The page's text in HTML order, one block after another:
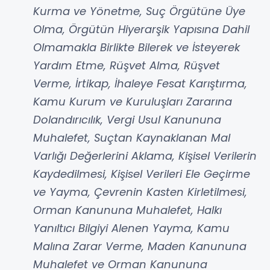
Kurma ve Yönetme, Suç Örgütüne Üye
Olma, Örgütün Hiyerarşik Yapısına Dahil
Olmamakla Birlikte Bilerek ve İsteyerek
Yardım Etme, Rüşvet Alma, Rüşvet
Verme, İrtikap, İhaleye Fesat Karıştırma,
Kamu Kurum ve Kuruluşları Zararına
Dolandırıcılık, Vergi Usul Kanununa
Muhalefet, Suçtan Kaynaklanan Mal
Varlığı Değerlerini Aklama, Kişisel Verilerin
Kaydedilmesi, Kişisel Verileri Ele Geçirme
ve Yayma, Çevrenin Kasten Kirletilmesi,
Orman Kanununa Muhalefet, Halkı
Yanıltıcı Bilgiyi Alenen Yayma, Kamu
Malına Zarar Verme, Maden Kanununa
Muhalefet ve Orman Kanununa